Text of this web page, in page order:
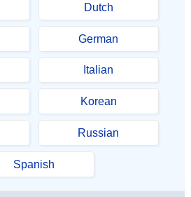
Dutch
German
Italian
Korean
Russian
Spanish